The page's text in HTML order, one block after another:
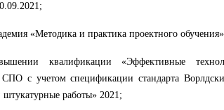
«Методика и практика проектного
квалификации «Эффективные
СПО с учетом спецификации стандарта
штукатурные работы» 2021;